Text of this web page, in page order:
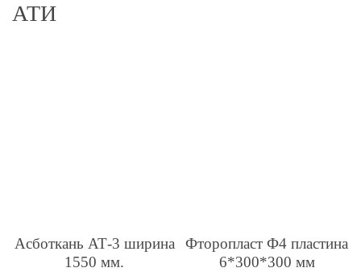
АТИ
Асботкань АТ-3 ширина
1550 мм.
Фторопласт Ф4 пластина
6*300*300 мм